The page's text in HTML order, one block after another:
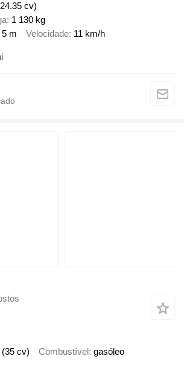
cv)
1 130 kg
5 m Velocidade 11 km/h
(35 cv) Combustível gasóleo